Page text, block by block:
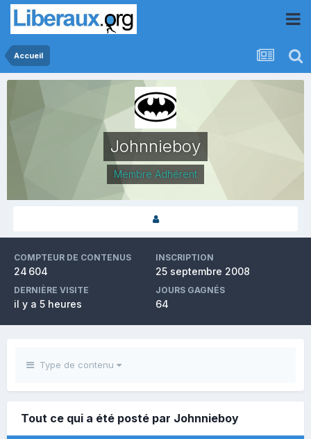
Accueil
Johnnieboy
Membre Adhérent
COMPTEUR DE CONTENUS
24 604
INSCRIPTION
25 septembre 2008
DERNIÈRE VISITE
il y a 5 heures
JOURS GAGNÉS
64
Type de contenu
Tout ce qui a été posté par Johnnieboy